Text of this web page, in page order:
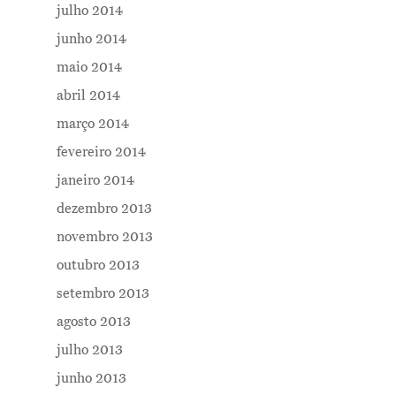
julho 2014
junho 2014
maio 2014
abril 2014
março 2014
fevereiro 2014
janeiro 2014
dezembro 2013
novembro 2013
outubro 2013
setembro 2013
agosto 2013
julho 2013
junho 2013